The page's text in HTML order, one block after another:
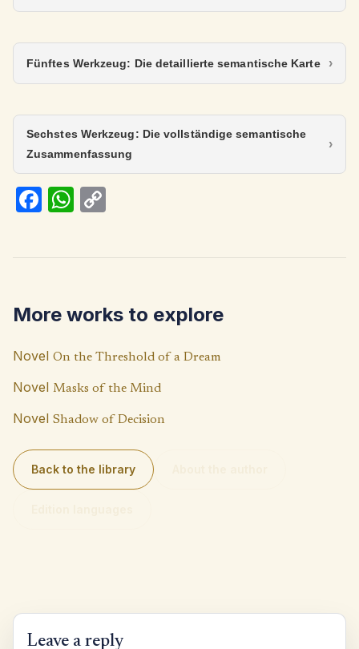
Fünftes Werkzeug: Die detaillierte semantische Karte
Sechstes Werkzeug: Die vollständige semantische
Zusammenfassung
Fa
k
W
p
p
Li
n
k
More works to explore
Novel On the Threshold of a Dream
Novel Masks of the Mind
Novel Shadow of Decision
Back to the library
Leave a reply